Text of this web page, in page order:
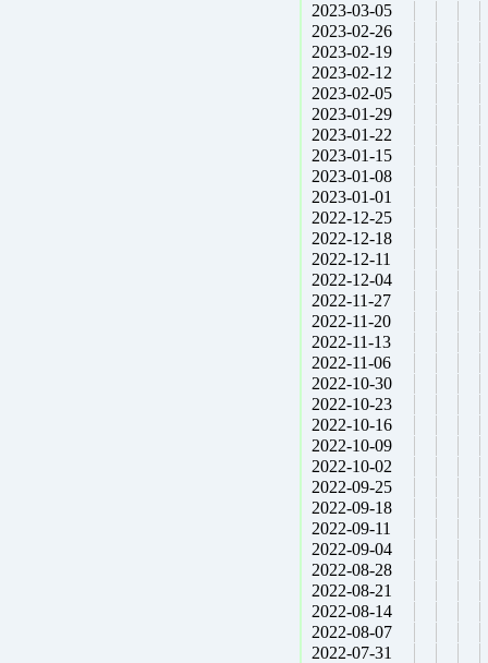
2023-03-05
2023-02-26
2023-02-19
2023-02-12
2023-02-05
2023-01-29
2023-01-22
2023-01-15
2023-01-08
2023-01-01
2022-12-25
2022-12-18
2022-12-11
2022-12-04
2022-11-27
2022-11-20
2022-11-13
2022-11-06
2022-10-30
2022-10-23
2022-10-16
2022-10-09
2022-10-02
2022-09-25
2022-09-18
2022-09-11
2022-09-04
2022-08-28
2022-08-21
2022-08-14
2022-08-07
2022-07-31